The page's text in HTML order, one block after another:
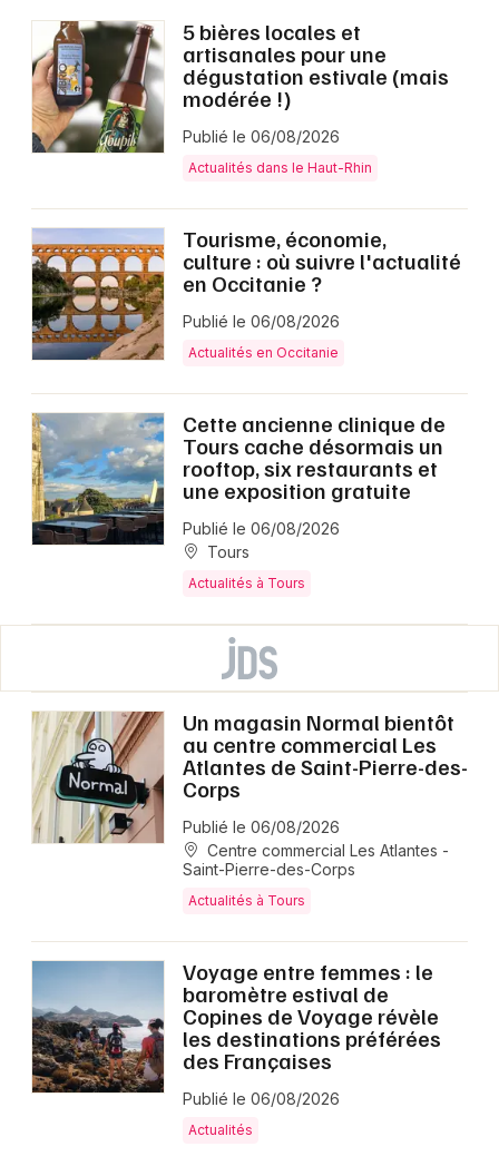
5 bières locales et
artisanales pour une
dégustation estivale (mais
modérée !)
Publié le 06/08/2026
Actualités dans le Haut-Rhin
Tourisme, économie,
culture : où suivre l'actualité
en Occitanie ?
Publié le 06/08/2026
Actualités en Occitanie
Cette ancienne clinique de
Tours cache désormais un
rooftop, six restaurants et
une exposition gratuite
Publié le 06/08/2026
Tours
Actualités à Tours
Un magasin Normal bientôt
au centre commercial Les
Atlantes de Saint-Pierre-des-
Corps
Publié le 06/08/2026
Centre commercial Les Atlantes -
Saint-Pierre-des-Corps
Actualités à Tours
Voyage entre femmes : le
baromètre estival de
Copines de Voyage révèle
les destinations préférées
des Françaises
Publié le 06/08/2026
Actualités